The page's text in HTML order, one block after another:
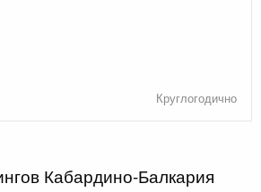
Круглогодично
Кабардино-Балкария